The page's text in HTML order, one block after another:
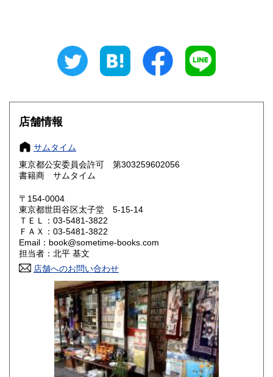
0円 長野県
愛知県
滋賀県
大阪府 兵庫県
奈良県
鳥取県
岡山県
山口県
0円 愛媛県
0円 福岡県
0円 長崎県
店舗情報
サムタイム
東京都公安委員会許可 第303259602056
書籍商 サムタイム
〒154-0004
東京都世田谷区太子堂 5-15-14
ＴＥＬ：03-5481-3822
ＦＡＸ：03-5481-3822
Email：book@sometime-books.com
担当者：北平 基文
店舗へのお問い合わせ